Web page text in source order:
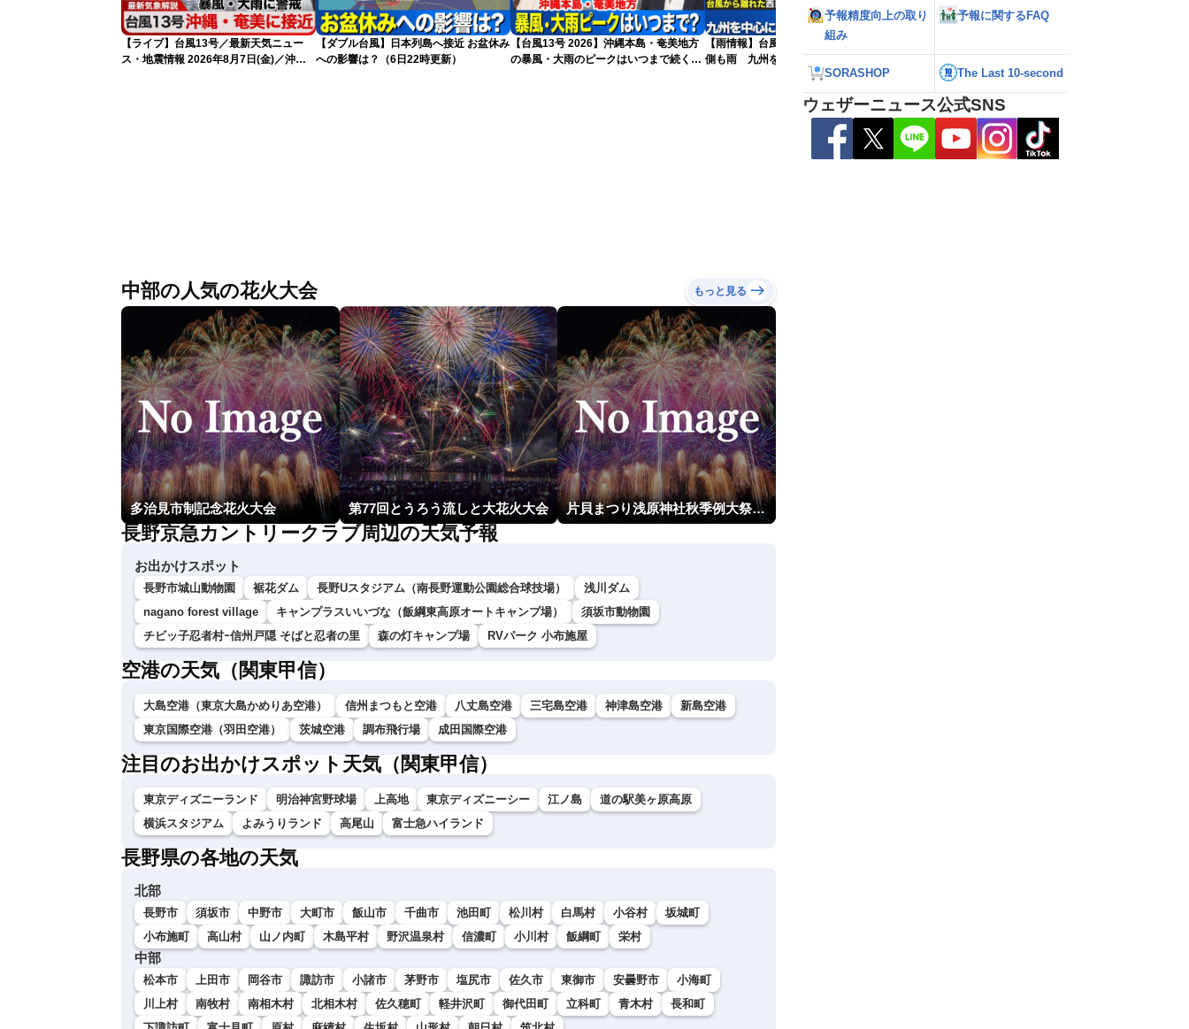
【ライブ】台風13号／最新天気ニュー
ス・地震情報 2026年8月7日(金)／沖
【ダブル台風】日本列島へ接近 お盆休み
への影響は？（6日22時更新）
【台風13号 2026】沖縄本島・奄美地方
の暴風・大雨のピークはいつまで続く？
【雨情報】台風から離れた西日本太平洋
側も雨 九州を中心に大雨のおそれ
台風による雨風の影響は？
中部の人気の花火大会 もっと見る
多治見市制記念花火大会 第77回とうろう流しと大花火大会 片貝まつり浅原神社秋季例大祭奉納大煙火
長野京急カントリークラブ周辺の天気予報
お出かけスポット
長野市城山動物園 裾花ダム 長野Uスタジアム（南長野運動公園総合球技場）
浅川ダム
nagano forest village
キャンプラスいいづな（飯綱東高原オートキャンプ場）
須坂市動物園
チビッ子忍者村ｰ信州戸隠 そばと忍者の里
森の灯キャンプ場 RVパーク 小布施屋
空港の天気（関東甲信）
大島空港（東京大島かめりあ空港） 信州まつもと空港 八丈島空港 三宅島空港 神津島空港
新島空港
東京国際空港（羽田空港）
茨城空港 調布飛行場 成田国際空港
注目のお出かけスポット天気（関東甲信）
東京ディズニーランド 明治神宮野球場 上高地 東京ディズニーシー 江ノ島
道の駅美ヶ原高原
横浜スタジアム
よみうりランド 高尾山 富士急ハイランド
長野県の各地の天気
北部
長野市 須坂市 中野市 大町市 飯山市 千曲市 池田町 松川村 白馬村 小谷村
坂城町
小布施町
高山村 山ノ内町 木島平村 野沢温泉村 信濃町 小川村 飯綱町 栄村
中部
松本市 上田市 岡谷市 諏訪市 小諸市 茅野市 塩尻市 佐久市 東御市 安曇野市
小海町
川上村
南牧村 南相木村 北相木村 佐久穂町 軽井沢町 御代田町 立科町 青木村
長和町
予報精度向上の取り
組み
予報に関するFAQ
SORASHOP The Last 10-second
ウェザーニュース公式SNS